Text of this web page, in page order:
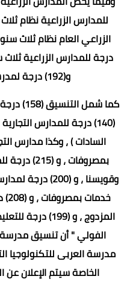
درجة للمدارس الزراعية
و(192) درجة لمدرسة قويسنا الزراعية .
️كما شمل
(140) درجة للمدارس
السادات ) ، وكذا مدارس
بمصروفات ،
وقويسنا ، و
المزدوج ، و
الفولي " أن تنسيق
مدرسة العربى للتكنولوجيا
الخاصة سيتم الإعلان